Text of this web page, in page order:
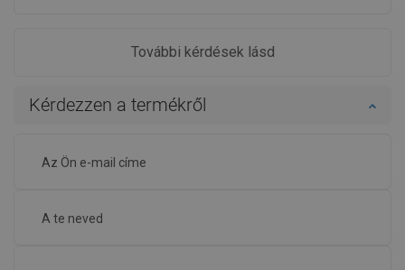
További kérdések lásd
Kérdezzen a termékről